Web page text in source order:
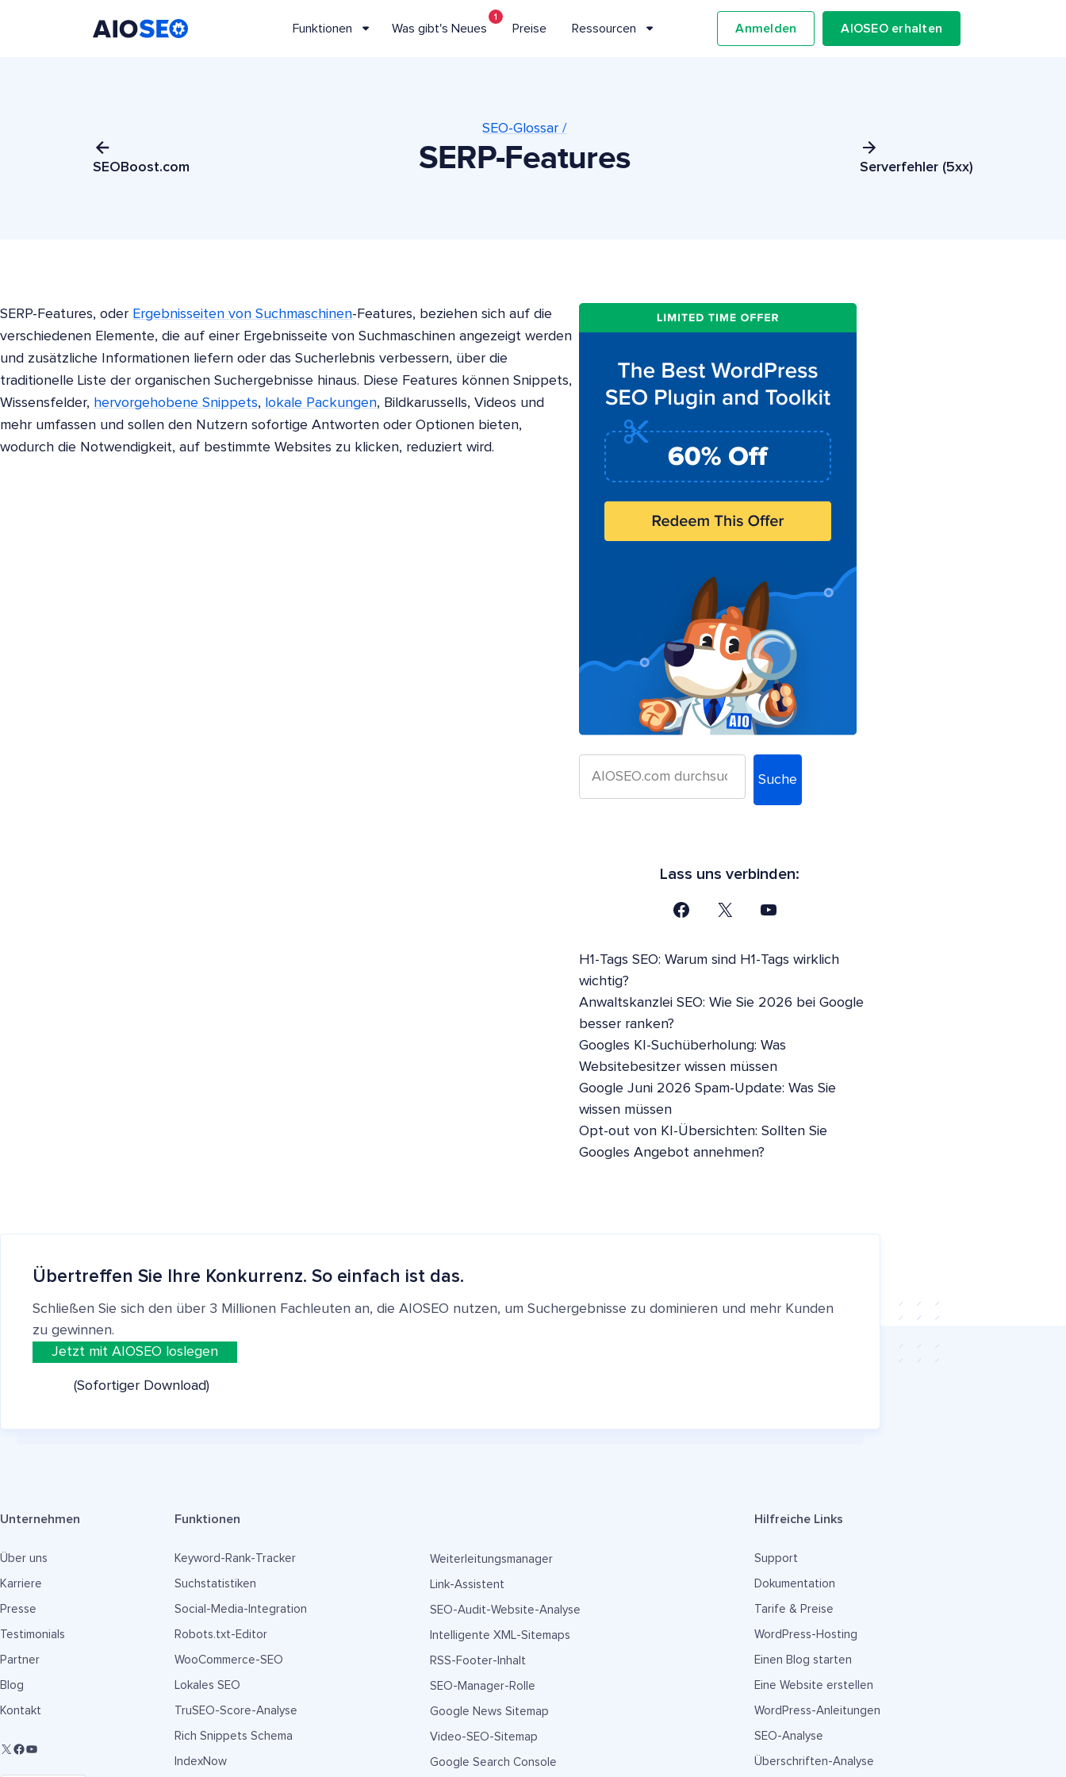
Funktionen Was gibt's Neues
1
Preise Ressourcen Anmelden AIOSEO erhalten
SEOBoost.com
SEO-Glossar /
SERP-Features Serverfehler (5xx)
SERP-Features, oder Ergebnisseiten von Suchmaschinen-Features, beziehen sich auf die
verschiedenen Elemente, die auf einer Ergebnisseite von Suchmaschinen angezeigt werden
und zusätzliche Informationen liefern oder das Sucherlebnis verbessern, über die
traditionelle Liste der organischen Suchergebnisse hinaus. Diese Features können Snippets,
Wissensfelder, hervorgehobene Snippets, lokale Packungen, Bildkarussells, Videos und
mehr umfassen und sollen den Nutzern sofortige Antworten oder Optionen bieten,
wodurch die Notwendigkeit, auf bestimmte Websites zu klicken, reduziert wird.
Suche
Lass uns verbinden:
H1-Tags SEO: Warum sind H1-Tags wirklich
wichtig?
Anwaltskanzlei SEO: Wie Sie 2026 bei Google
besser ranken?
Googles KI-Suchüberholung: Was
Websitebesitzer wissen müssen
Google Juni 2026 Spam-Update: Was Sie
wissen müssen
Opt-out von KI-Übersichten: Sollten Sie
Googles Angebot annehmen?
Übertreffen Sie Ihre Konkurrenz. So einfach ist das.
Schließen Sie sich den über 3 Millionen Fachleuten an, die AIOSEO nutzen, um Suchergebnisse zu dominieren und mehr Kunden
zu gewinnen.
Jetzt mit AIOSEO loslegen
(Sofortiger Download)
Unternehmen
Über uns
Karriere
Presse
Testimonials
Partner
Blog
Kontakt
Funktionen
Keyword-Rank-Tracker
Suchstatistiken
Social-Media-Integration
Robots.txt-Editor
WooCommerce-SEO
Lokales SEO
TruSEO-Score-Analyse
Rich Snippets Schema
IndexNow
Weiterleitungsmanager
Link-Assistent
SEO-Audit-Website-Analyse
Intelligente XML-Sitemaps
RSS-Footer-Inhalt
SEO-Manager-Rolle
Google News Sitemap
Video-SEO-Sitemap
Google Search Console
Hilfreiche Links
Support
Dokumentation
Tarife & Preise
WordPress-Hosting
Einen Blog starten
Eine Website erstellen
WordPress-Anleitungen
SEO-Analyse
Überschriften-Analyse